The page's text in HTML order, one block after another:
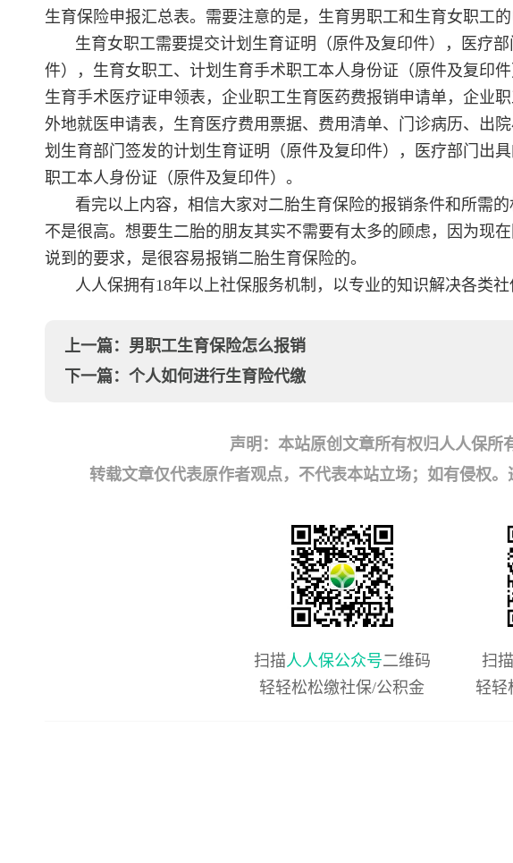
生育保险申报汇总表。需要注意的是，生育男职工和生育女职工的
生育女职工需要提交计划生育证明（原件及复印件），医疗
件），生育女职工、计划生育手术职工本人身份证（原件及复印
生育手术医疗证申领表，企业职工生育医药费报销申请单，企业
外地就医申请表，生育医疗费用票据、费用清单、门诊病历、出
划生育部门签发的计划生育证明（原件及复印件），医疗部门出
职工本人身份证（原件及复印件）。
看完以上内容，相信大家对二胎生育保险的报销条件和所需
不是很高。想要生二胎的朋友其实不需要有太多的顾虑，因为现
说到的要求，是很容易报销二胎生育保险的。
人人保拥有18年以上社保服务机制，以专业的知识解决各类社
上一篇： 男职工生育保险怎么报销
下一篇： 个人如何进行生育险代缴
声明：本站原创文章所有权归人人保所
转载文章仅代表原作者观点，不代表本站立场；如有侵权
扫描人人保公众号二维码
轻轻松松缴社保/公积金
扫描
轻轻